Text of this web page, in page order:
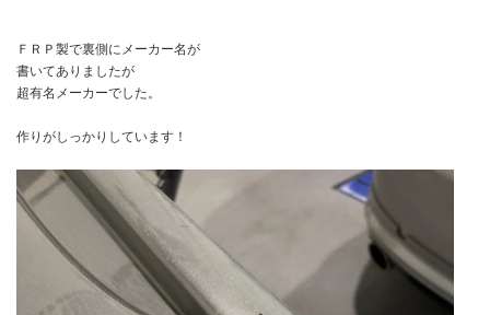
ＦＲＰ製で裏側にメーカー名が
書いてありましたが
超有名メーカーでした。
作りがしっかりしています！